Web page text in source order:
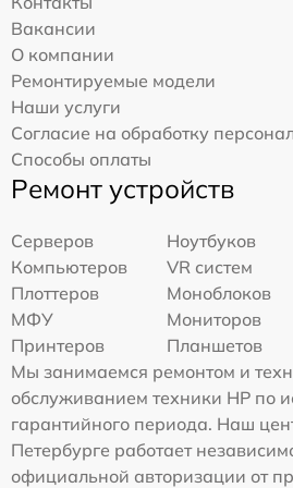
Вакансии
О компании
Ремонтируемые модели
Наши услуги
Согласие на обработку
Способы оплаты
Ремонт устройств
Серверов
Ноутбуков
Компьютеров
VR систем
Плоттеров
Моноблоков
МФУ
Мониторов
Принтеров
Планшетов
Мы занимаемся ремонтом и
обслуживанием техники HP по
гарантийного периода. Наш
Петербурге работает
официальной авторизации от